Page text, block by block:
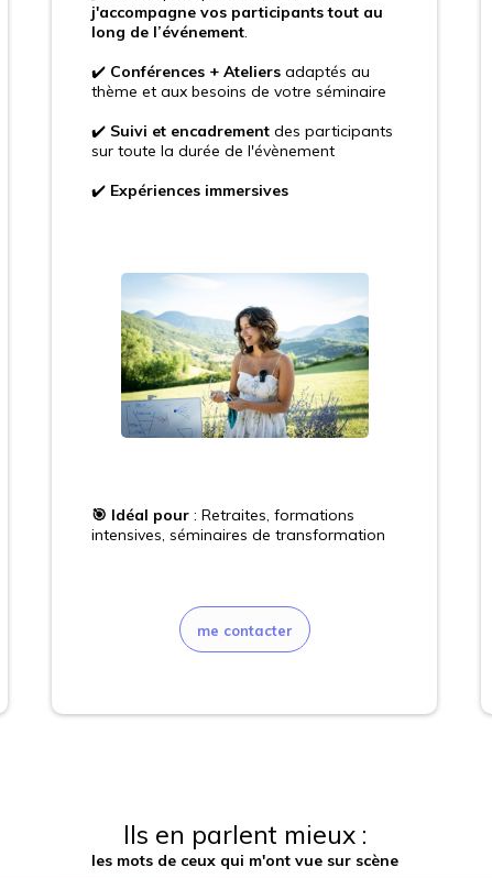
j'accompagne vos participants tout au
long de l’événement
✔️ Conférences + Ateliers adaptés au
thème et aux besoins de votre séminaire
✔️ Suivi et encadrement des participants
sur toute la durée de l'évènement
✔️ Expériences immersives
🎯 Idéal pour : Retraites, formations
intensives, séminaires de transformation
me contacter
Ils en parlent mieux :
les mots de ceux qui m'ont vue sur scène